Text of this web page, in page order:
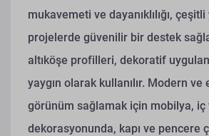
mukavemeti ve dayanıklılığı, çeşitli
projelerde güvenilir bir destek
altıköşe profilleri, dekoratif
yaygın olarak kullanılır. Modern
görünüm sağlamak için mobilya, iç
dekorasyonunda, kapı ve pencere